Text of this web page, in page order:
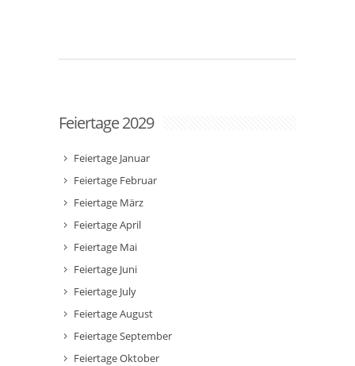
Feiertage 2029
Feiertage Januar
Feiertage Februar
Feiertage März
Feiertage April
Feiertage Mai
Feiertage Juni
Feiertage July
Feiertage August
Feiertage September
Feiertage Oktober